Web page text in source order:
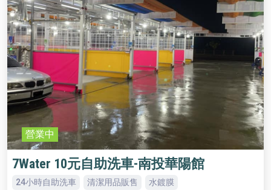
營業中
7Water 10元自助洗車-南投華陽館
24小時自助洗車 清潔用品販售 水鍍膜